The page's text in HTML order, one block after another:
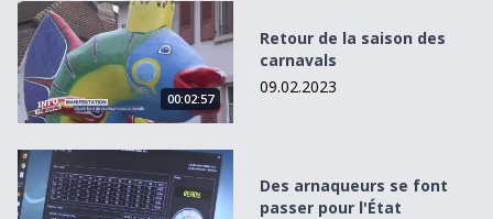
Retour de la saison des carnavals
00:02:57
Retour de la saison des
carnavals
09.02.2023
Des arnaqueurs se font passer pour l&#039;État
Des arnaqueurs se font
passer pour l'État